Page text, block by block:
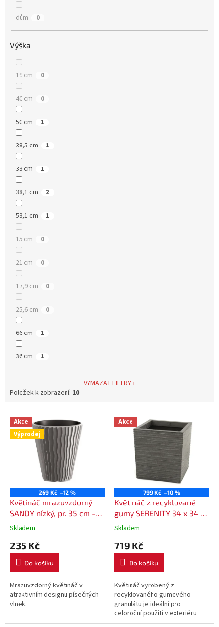
dům 0
Výška
19 cm 0
40 cm 0
50 cm 1
38,5 cm 1
33 cm 1
38,1 cm 2
53,1 cm 1
15 cm 0
21 cm 0
17,9 cm 0
25,6 cm 0
66 cm 1
36 cm 1
VYMAZAT FILTRY
Položek k zobrazení: 10
V
p
Akce
Výprodej
269 Kč –12 %
Květináč mrazuvzdorný
SANDY nízký, pr. 35 cm -
barva šedá (405U)
Skladem
235 Kč
Do košíku
Mrazuvzdorný květináč v
atraktivním designu písečných
vlnek.
Akce
799 Kč –10 %
Květináč z recyklované
gumy SERENITY 34 x 34 x
36 cm - barva šedá
Skladem
719 Kč
Do košíku
Květináč vyrobený z
recyklovaného gumového
granulátu je ideální pro
celoroční použití v exteriéru.
Odolává mrazu i horku.